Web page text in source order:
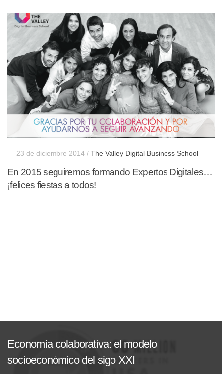
— 23 de diciembre 2014 / The Valley Digital Business School
En 2015 seguiremos formando Expertos Digitales…
¡felices fiestas a todos!
Economía colaborativa: el modelo
socioeconómico del sigo XXI